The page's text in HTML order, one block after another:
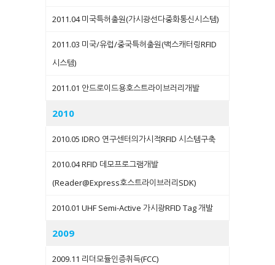
2011.04 미국특허출원(가시광선다중화통신시스템)
2011.03 미국/유럽/중국특허출원(백스캐터링RFID
시스템)
2011.01 안드로이드용호스트라이브러리개발
2010
2010.05 IDRO 연구센터의가시적RFID 시스템구축
2010.04 RFID 데모프로그램개발
(Reader@Express호스트라이브러리SDK)
2010.01 UHF Semi-Active 가시광RFID Tag 개발
2009
2009.11 리더모듈인증취득(FCC)